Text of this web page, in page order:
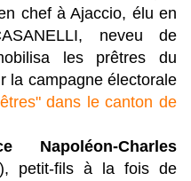
chef à Ajaccio, élu en
neveu de
les prêtres du
la campagne électorale
dans le canton de
Napoléon-Charles
petit-fils à la fois de